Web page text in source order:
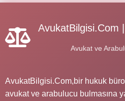
AvukatBilgisi.Com
Avukat ve
AvukatBilgisi.Com,bir hukuk
avukat ve arabulucu bulmasına